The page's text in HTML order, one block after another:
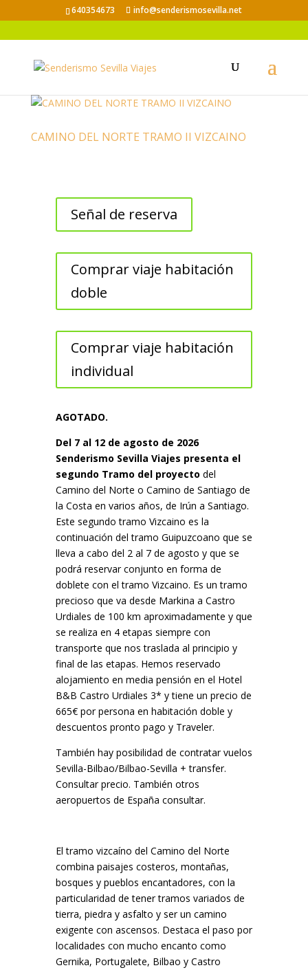
640354673 info@senderismosevilla.net
CAMINO DEL NORTE TRAMO II VIZCAINO
Señal de reserva
Comprar viaje habitación
doble
Comprar viaje habitación
individual
AGOTADO.
Del 7 al 12 de agosto de 2026
Senderismo Sevilla Viajes presenta el
segundo Tramo del proyecto del
Camino del Norte o Camino de Santiago de
la Costa en varios años, de Irún a Santiago.
Este segundo tramo Vizcaino es la
continuación del tramo Guipuzcoano que se
lleva a cabo del 2 al 7 de agosto y que se
podrá reservar conjunto en forma de
doblete con el tramo Vizcaino. Es un tramo
precioso que va desde Markina a Castro
Urdiales de 100 km aproximadamente y que
se realiza en 4 etapas siempre con
transporte que nos traslada al principio y
final de las etapas. Hemos reservado
alojamiento en media pensión en el Hotel
B&B Castro Urdiales 3* y tiene un precio de
665€ por persona en habitación doble y
descuentos pronto pago y Traveler.
También hay posibilidad de contratar vuelos
Sevilla-Bilbao/Bilbao-Sevilla + transfer.
Consultar precio. También otros
aeropuertos de España consultar.
El tramo vizcaíno del Camino del Norte
combina paisajes costeros, montañas,
bosques y pueblos encantadores, con la
particularidad de tener tramos variados de
tierra, piedra y asfalto y ser un camino
exigente con ascensos. Destaca el paso por
localidades con mucho encanto como
Gernika, Portugalete, Bilbao y Castro